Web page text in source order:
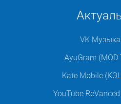
VK Музыка
AyuGram (MOD
Kate Mobile
YouTube